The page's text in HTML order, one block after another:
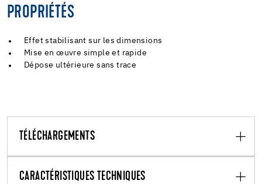
PROPRIÉTÉS
Effet stabilisant sur les dimensions
Mise en œuvre simple et rapide
Dépose ultérieure sans trace
TÉLÉCHARGEMENTS
CARACTÉRISTIQUES TECHNIQUES